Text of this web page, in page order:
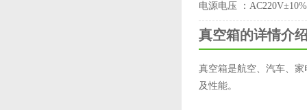
电源电压 ：
真空箱的详情介
真空箱是航空、汽车、
及性能。